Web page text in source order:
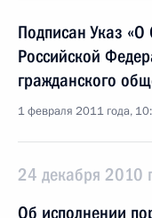
Подписан Указ «О
Российской
гражданского
1 февраля 2011 года,
24 декабря 2010
Об исполнении